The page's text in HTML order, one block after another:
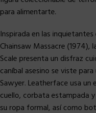
para alimentarte.
Inspirada en las
Chainsaw Massacre (1974),
Scale presenta un disfraz
caníbal asesino se viste
Sawyer. Leatherface usa un
cuello, corbata estampada
su ropa formal, así como